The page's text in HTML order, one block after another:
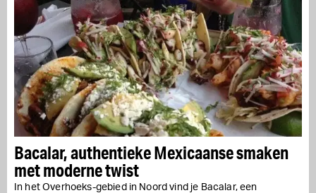
Bacalar, authentieke Mexicaanse smaken
met moderne twist
In het Overhoeks-gebied in Noord vind je Bacalar, een